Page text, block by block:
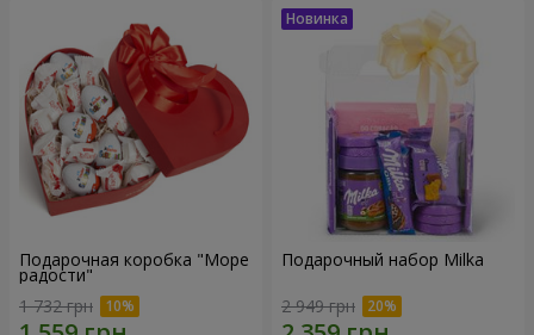
Подарочная коробка "Море
радости"
1 732 грн
Подарочный набор Milka
2 949 грн